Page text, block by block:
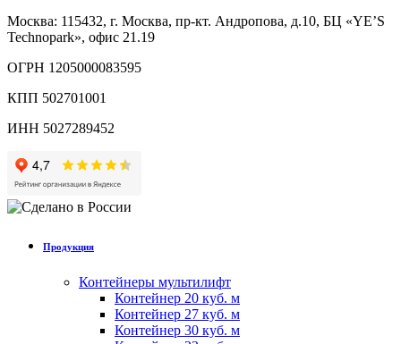
Москва: 115432, г. Москва, пр-кт. Андропова, д.10, БЦ «YE’S
Technopark», офис 21.19
ОГРН 1205000083595
КПП 502701001
ИНН 5027289452
Продукция
Контейнеры мультилифт
Контейнер 20 куб. м
Контейнер 27 куб. м
Контейнер 30 куб. м